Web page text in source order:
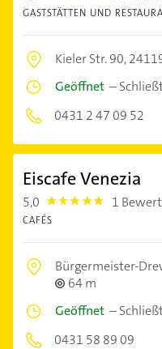
GASTSTÄTTEN UND
Kieler Str. 90,
Geöffnet –
0431 2 47 09 52
Eiscafe Venezia
5,0 5.0 1
CAFÉS
Bürgermeister-
64 m
Geöffnet –
0431 58 89 09